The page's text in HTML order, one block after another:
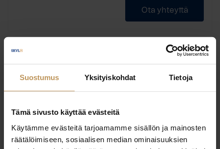
Suostumus Yksityiskohdat Tietoja
Tämä sivusto käyttää evästeitä
Käytämme evästeitä tarjoamamme sisällön ja mainosten
räätälöimiseen, sosiaalisen median ominaisuuksien
Ota yhteyttä
YIT Suomi Oy Jyväskylä
Koulutus:Laillistettu kiinteistönvälittäjä